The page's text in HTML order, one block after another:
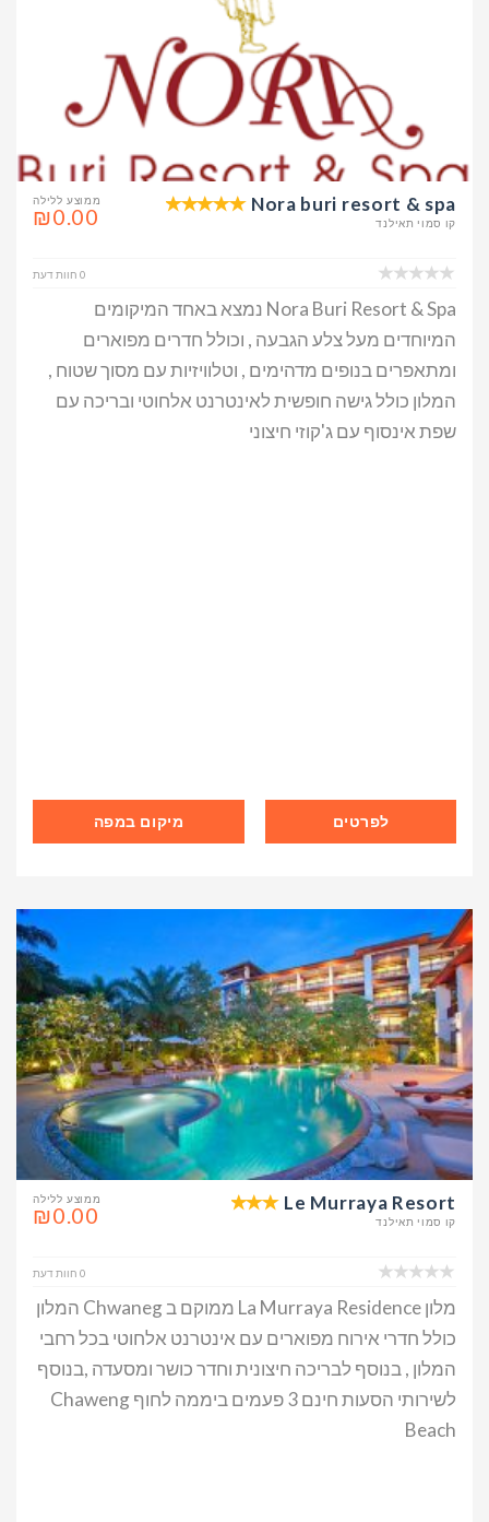
ממוצע ללילה
₪0.00 Nora buri resort & spa
קו סמוי תאילנד
0 חוות דעת
Nora Buri Resort & Spa נמצא באחד המיקומים
המיוחדים מעל צלע הגבעה , וכולל חדרים מפוארים
ומתאפרים בנופים מדהימים , וטלוויזיות עם מסוך שטוח ,
המלון כולל גישה חופשית לאינטרנט אלחוטי ובריכה עם
שפת אינסוף עם ג'קוזי חיצוני
לפרטים מיקום במפה
ממוצע ללילה
₪0.00 Le Murraya Resort
קו סמוי תאילנד
0 חוות דעת
מלון La Murraya Residence ממוקם ב Chwaneg המלון
כולל חדרי אירוח מפוארים עם אינטרנט אלחוטי בכל רחבי
המלון , בנוסף לבריכה חיצונית וחדר כושר ומסעדה ,בנוסף
לשירותי הסעות חינם 3 פעמים ביממה לחוף Chaweng
Beach